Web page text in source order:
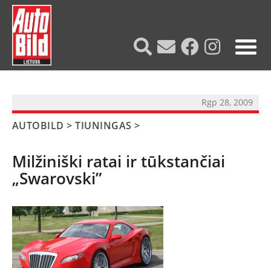
Rgp 28, 2009
AUTOBILD >TIUNINGAS >
Milžiniški ratai ir tūkstančiai
„Swarovski”